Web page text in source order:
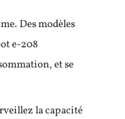
Des modèles
e-208
et se
la capacité